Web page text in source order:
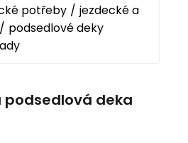
potřeby
jezdecké a
podsedlové deky
podsedlová deka